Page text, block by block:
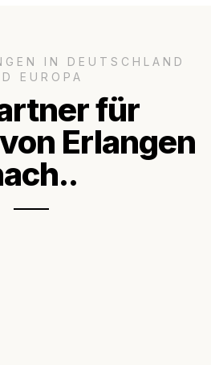
IN DEUTSCHLAND
EUROPA
für
Erlangen